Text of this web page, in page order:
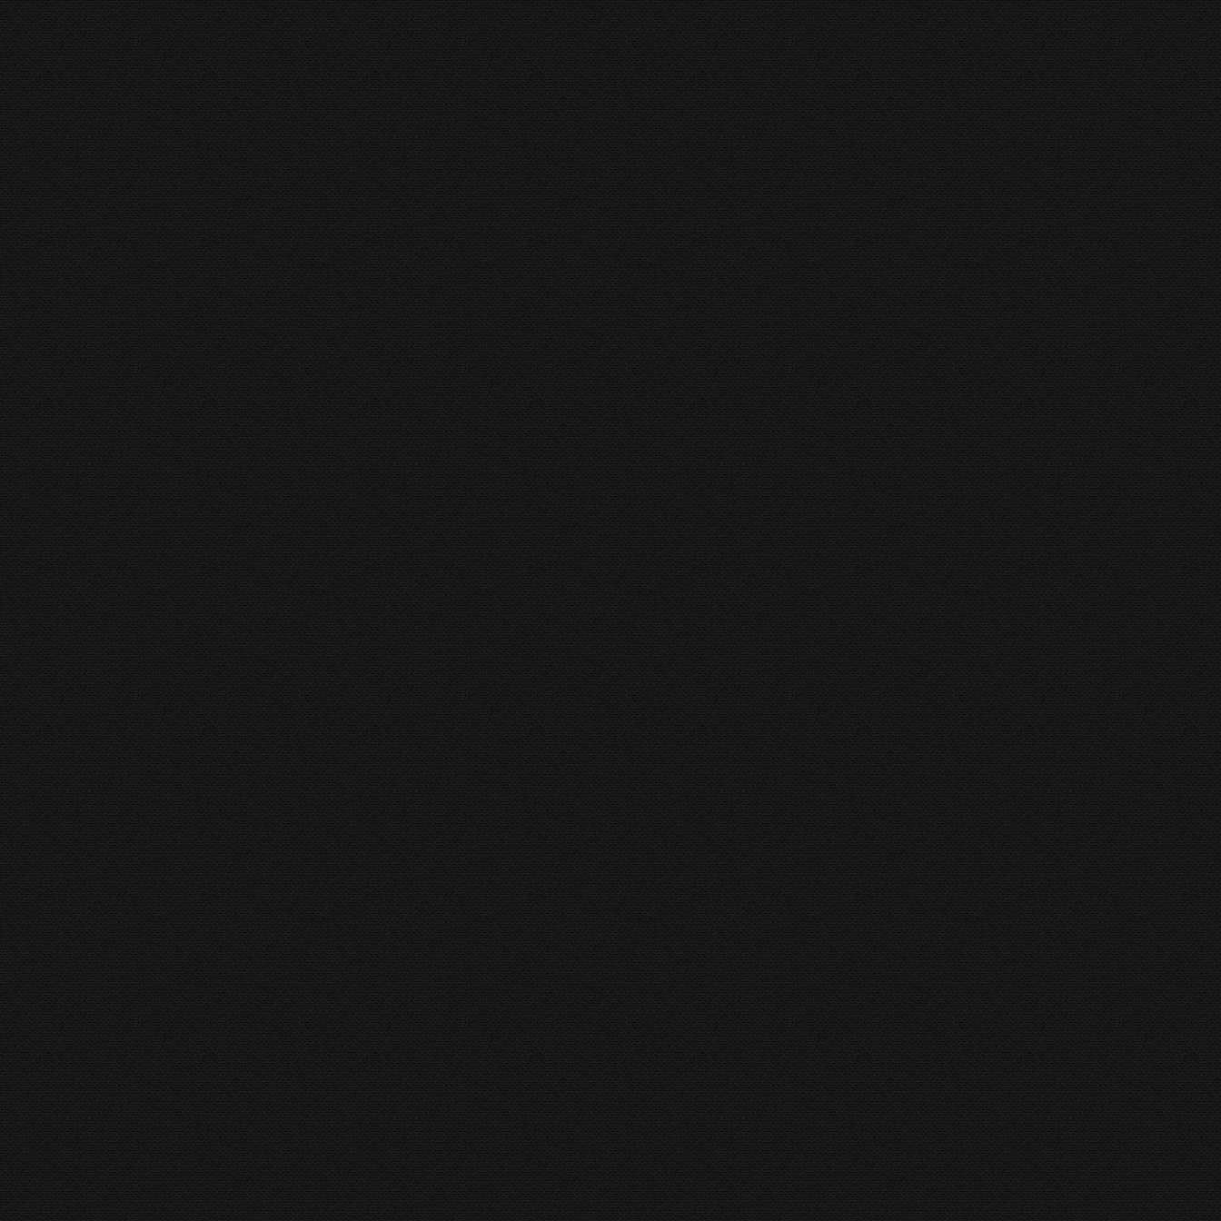
Gasparini revisie service
Gasparini Byhkboadmin 12 January 2016
Gasparini revisie service Metall verzorgt ook complete revisies en update van besturing en veiligheidssystemen. Op de foto ziet u een machine van voor en
na de revisie. Bekijkt u ook het filmpje voor een dia-show van het revisie proces. De machine is weer zo goed als nieuw.
X-Cut
Gasparini , Guillotineschaar Gasparini Byhkboadmin 12 January 2016
X-Cut Alle ervaring die Gasparini heeft opgebouwd in 40 jaar op het gebied van scharen voor de plaatmetaalbewerkingsindustrie is toegepast in de nieuwe
Gasparini X-CUT guillotineschaar serie. Een machine met zeer hoge kwaliteit in uitvoering, werking en perfect eindprodukt. Zeer kosten-efficient. Beste
snijkwaliteit beschikbaar in de markt Kwalitatief hoge prestaties Zeer gebruikersvriendelijk Lager energie verbruik…
X-Press
Gasparini,Kantbank Gasparini By hkboadmin 12 January 2016
X-Press De GASPARINI X-Press kantbank serie, garandeert een topklasse machine welke voldoet aan de meest veeleisende wensen van de afnemer.
Dit dankzij de flexibiliteit, de hoge kwaliteit in uitvoering en werking en beschikbare opties die Gasparini aan de bovenkant van de markt plaatsen.